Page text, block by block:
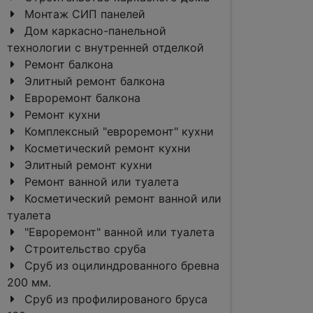
Монтаж СИП панелей
Дом каркасно-панельной
технологии с внутренней отделкой
Ремонт балкона
Элитный ремонт балкона
Евроремонт балкона
Ремонт кухни
Комплексный "евроремонт" кухни
Косметический ремонт кухни
Элитный ремонт кухни
Ремонт ванной или туалета
Косметический ремонт ванной или
туалета
"Евроремонт" ванной или туалета
Строительство сруба
Сруб из оцилиндрованного бревна
200 мм.
Сруб из профилированого бруса